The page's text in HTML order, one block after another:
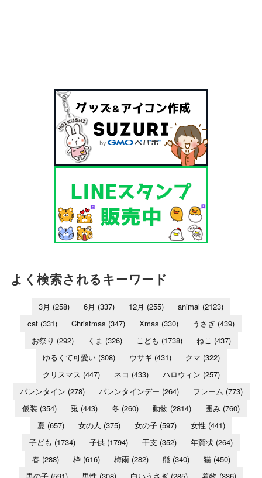
よく検索されるキーワード
3月 (258) 6月 (337) 12月 (255) animal (2123)
cat (331) Christmas (347) Xmas (330) うさぎ (439)
お祭り (292) くま (326) こども (1738) ねこ (437)
ゆるくて可愛い(308) ウサギ(431) クマ (322)
クリスマス (447) ネコ (433) ハロウィン (257)
バレンタイン (278) バレンタインデー (264) フレーム (773)
仮装 (354) 兎 (443) 冬 (260) 動物 (2814) 囲み (760)
夏 (657) 女の人 (375) 女の子(597) 女性 (441)
子ども (1734) 子供 (1794) 干支 (352) 年賀状 (264)
春(288) 枠(616) 梅雨(282) 熊 (340) 猫(450)